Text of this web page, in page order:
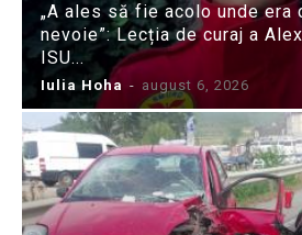
„A ales să fie acolo unde era
nevoie”: Lecția de curaj a
ISU...
Iulia Hoha - august 6, 2026